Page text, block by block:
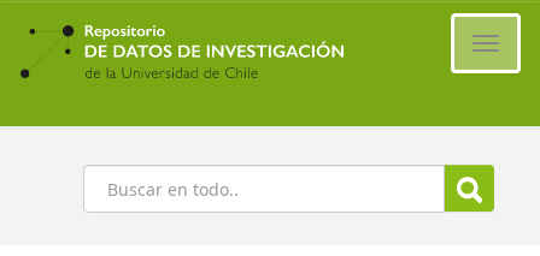
Ir
contenido
principal
Buscar